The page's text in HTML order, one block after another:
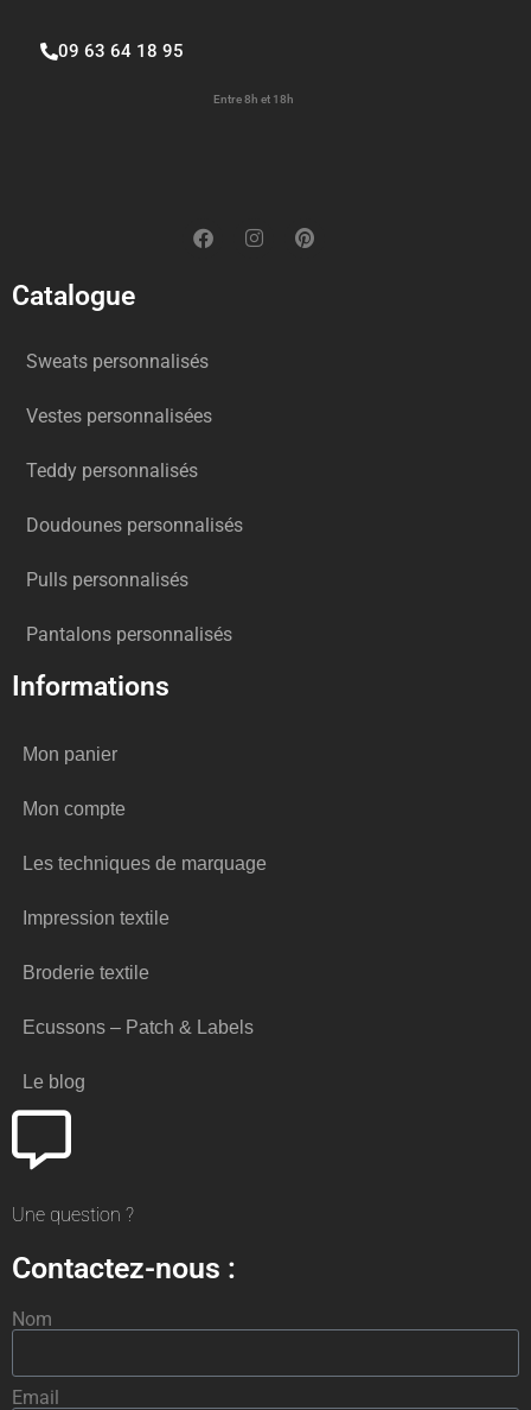
09 63 64 18 95
Entre 8h et 18h
Catalogue
Sweats personnalisés
Vestes personnalisées
Teddy personnalisés
Doudounes personnalisés
Pulls personnalisés
Pantalons personnalisés
Informations
Mon panier
Mon compte
Les techniques de marquage
Impression textile
Broderie textile
Ecussons – Patch & Labels
Le blog
Une question ?
Contactez-nous :
Nom
Email